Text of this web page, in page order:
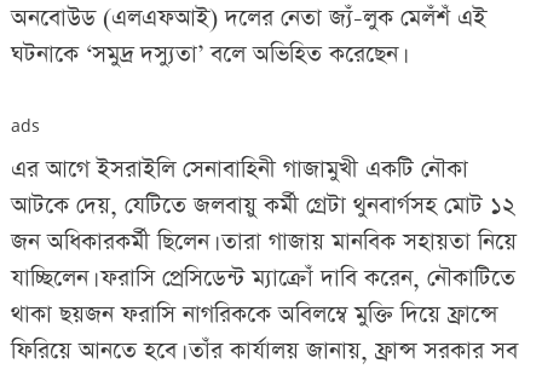
অনবোউড (এলএফআই) দলের নেতা জ্যঁ-লুক মেলঁশঁ এই
ঘটনাকে ‘সমুদ্র দস্যুতা’ বলে অভিহিত করেছেন।
ads
এর আগে ইসরাইলি সেনাবাহিনী গাজামুখী একটি নৌকা
আটকে দেয়, যেটিতে জলবায়ু কর্মী গ্রেটা থুনবার্গসহ মোট ১২
জন অধিকারকর্মী ছিলেন। তারা গাজায় মানবিক সহায়তা নিয়ে
যাচ্ছিলেন। ফরাসি প্রেসিডেন্ট ম্যাক্রোঁ দাবি করেন, নৌকাটিতে
থাকা ছয়জন ফরাসি নাগরিককে অবিলম্বে মুক্তি দিয়ে ফ্রান্সে
ফিরিয়ে আনতে হবে। তাঁর কার্যালয় জানায়, ফ্রান্স সরকার সব